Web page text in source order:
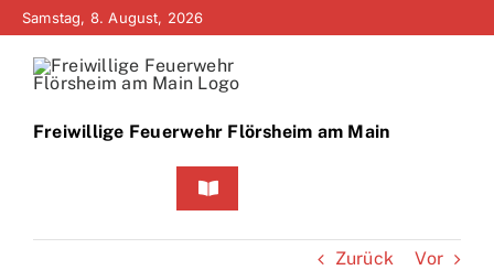
Zum
springen
Samstag, 8. August, 2026
Freiwillige Feuerwehr Flörsheim am Main
Toggle
Home
Zurück Vor